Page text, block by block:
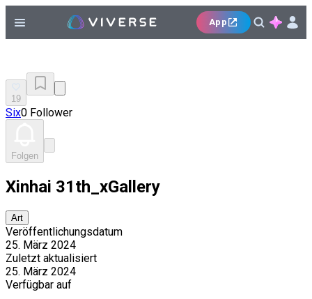
App
19
Six0 Follower
Folgen
Xinhai 31th_xGallery
Art
Veröffentlichungsdatum
25. März 2024
Zuletzt aktualisiert
25. März 2024
Verfügbar auf